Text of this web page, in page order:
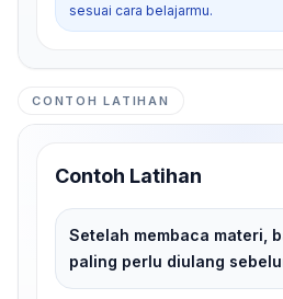
sesuai cara belajarmu.
CONTOH LATIHAN
Contoh Latihan
Setelah membaca materi,
paling perlu diulang